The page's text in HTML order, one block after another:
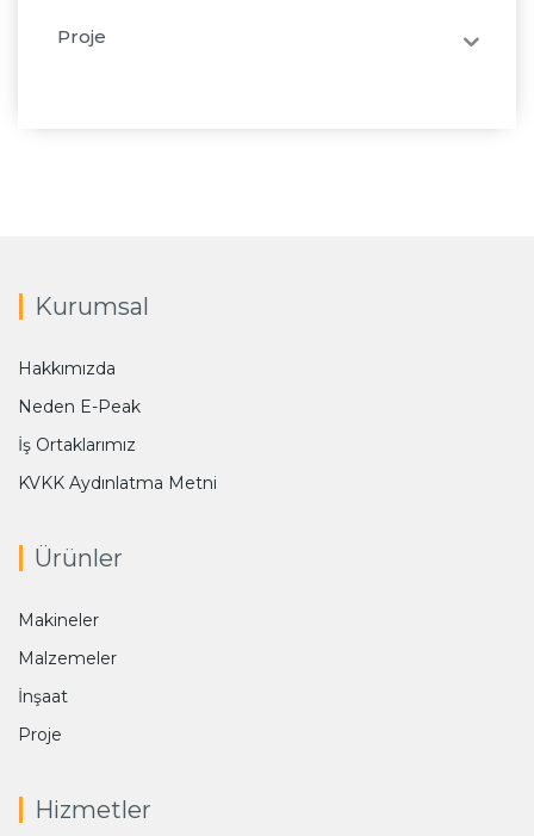
Proje
Kurumsal
Hakkımızda
Neden E-Peak
İş Ortaklarımız
KVKK Aydınlatma Metni
Ürünler
Makineler
Malzemeler
İnşaat
Proje
Hizmetler